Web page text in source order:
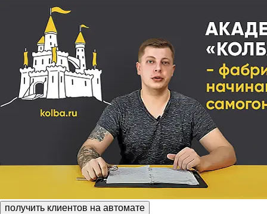
получить клиентов на автомате